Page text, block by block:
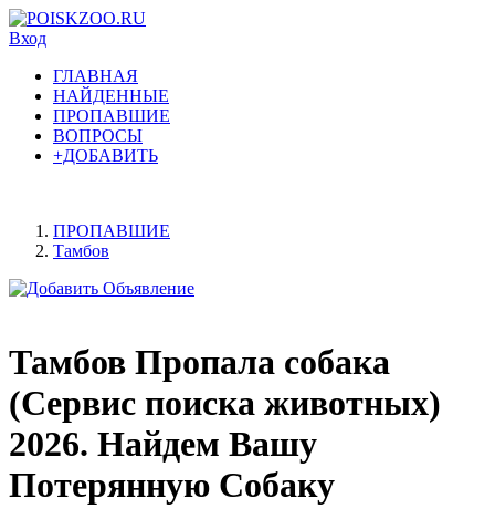
Вход
ГЛАВНАЯ
НАЙДЕННЫЕ
ПРОПАВШИЕ
ВОПРОСЫ
+ДОБАВИТЬ
ПРОПАВШИЕ
Тамбов
Тамбов Пропала собака
(Сервис поиска животных)
2026. Найдем Вашу
Потерянную Собаку